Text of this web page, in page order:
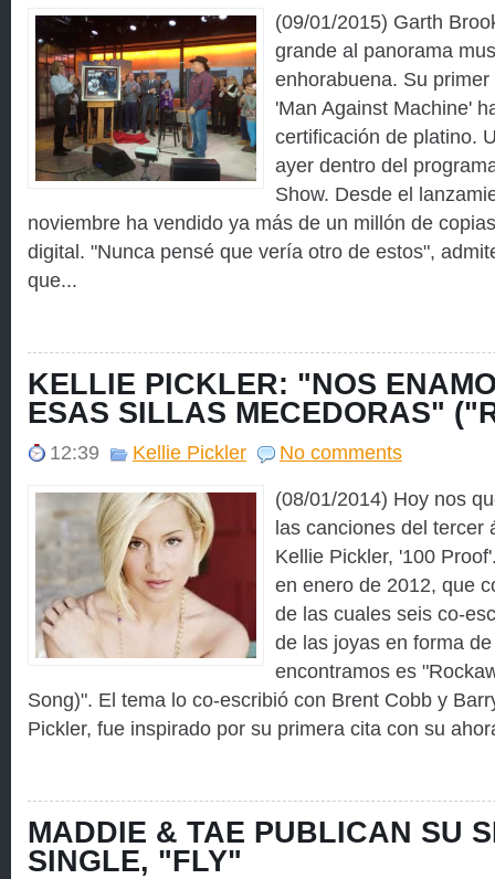
(09/01/2015) Garth
grande al panorama
enhorabuena. Su
'Man Against Machine'
certificación de platino.
ayer dentro del
Show. Desde el
noviembre ha vendido ya más de un millón de
digital. "Nunca pensé que vería otro de estos",
que...
KELLIE PICKLER: "NOS
ESAS SILLAS MECEDORAS"
12:39 Kellie Pickler
No comments
(08/01/2014) Hoy nos
las canciones del tercer
Kellie Pickler, '100
en enero de 2012, que
de las cuales seis co-
de las joyas en forma
encontramos es
Song)". El tema lo co-escribió con Brent Cobb y
Pickler, fue inspirado por su primera cita con su
MADDIE & TAE PUBLICAN SU
SINGLE, "FLY"